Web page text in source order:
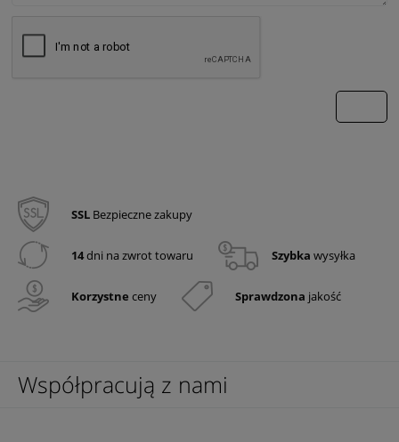
SSL Bezpieczne zakupy
14dni na zwrot towaru Szybka wysyłka
Korzystne ceny Sprawdzona jakość
Współpracują z nami